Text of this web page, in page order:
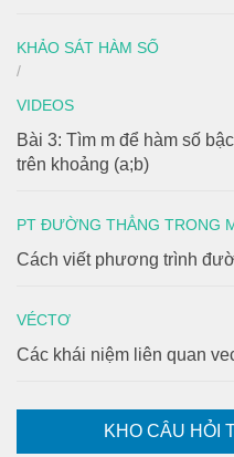
KHẢO SÁT HÀM SỐ
/
VIDEOS
Bài 3: Tìm m để hàm số
trên khoảng (a;b)
PT ĐƯỜNG THẲNG TRONG
Cách viết phương trình
VÉCTƠ
Các khái niệm liên quan
KHO CÂU HỎI